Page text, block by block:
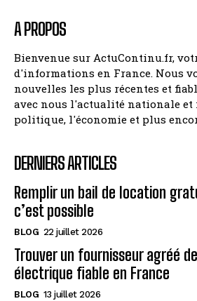
A PROPOS
Bienvenue sur ActuContinu.fr,
d'informations en France. Nous
nouvelles les plus récentes et
avec nous l'actualité nationale
politique, l'économie et plus
DERNIERS ARTICLES
Remplir un bail de location
c’est possible
BLOG 22 juillet 2026
Trouver un fournisseur agréé
électrique fiable en France
BLOG 13 juillet 2026